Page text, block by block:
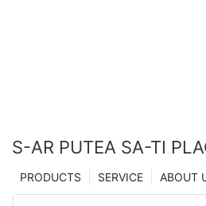
S-AR PUTEA SA-TI
ABOUT
SERVICE
PRODUCTS